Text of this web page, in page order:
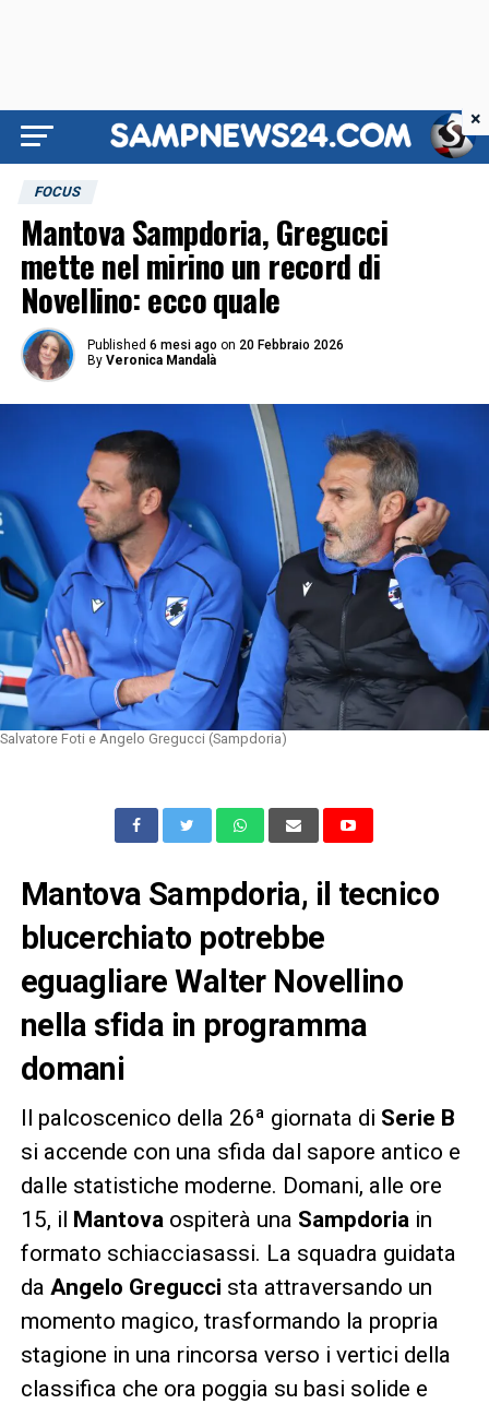
FOCUS
Mantova Sampdoria, Gregucci
mette nel mirino un record di
Novellino: ecco quale
Published 6 mesi ago on 20 Febbraio 2026
By Veronica Mandalà
Salvatore Foti e Angelo Gregucci (Sampdoria)
Mantova Sampdoria, il tecnico
blucerchiato potrebbe
eguagliare Walter Novellino
nella sfida in programma
domani
Il palcoscenico della 26ª giornata di Serie B
si accende con una sfida dal sapore antico e
dalle statistiche moderne. Domani, alle ore
15, il Mantovaospiterà una Sampdoriain
formato schiacciasassi. La squadra guidata
da Angelo Gregucci sta attraversando un
momento magico, trasformando la propria
stagione in una rincorsa verso i vertici della
classifica che ora poggia su basi solide e
×